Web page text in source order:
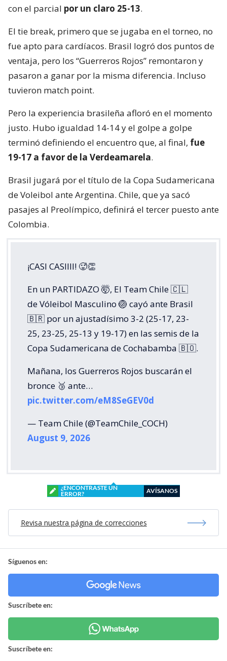
con el parcial por un claro 25-13.
El tie break, primero que se jugaba en el torneo, no
fue apto para cardíacos. Brasil logró dos puntos de
ventaja, pero los “Guerreros Rojos” remontaron y
pasaron a ganar por la misma diferencia. Incluso
tuvieron match point.
Pero la experiencia brasileña afloró en el momento
justo. Hubo igualdad 14-14 y el golpe a golpe
terminó definiendo el encuentro que, al final, fue
19-17 a favor de la Verdeamarela.
Brasil jugará por el título de la Copa Sudamericana
de Voleibol ante Argentina. Chile, que ya sacó
pasajes al Preolímpico, definirá el tercer puesto ante
Colombia.
¡CASI CASIIII! 🥵👏
En un PARTIDAZO 🤯, El Team Chile 🇨🇱
de Vóleibol Masculino 🏐 cayó ante Brasil
🇧🇷 por un ajustadísimo 3-2 (25-17, 23-
25, 23-25, 25-13 y 19-17) en las semis de la
Copa Sudamericana de Cochabamba 🇧🇴.
Mañana, los Guerreros Rojos buscarán el
bronce 🥉 ante…
pic.twitter.com/eM8SeGEV0d
— Team Chile (@TeamChile_COCH)
August 9, 2026
¿ENCONTRASTE UN
ERROR?
AVÍSANOS
Revisa nuestra página de correcciones
Síguenos en:
Suscríbete en:
Suscríbete en: